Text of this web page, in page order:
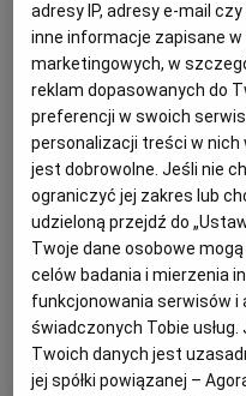
adresy IP, adresy e-mail
inne informacje zapisane
marketingowych, w
reklam dopasowanych do
preferencji w swoich
personalizacji treści w nich
jest dobrowolne. Jeśli nie
ograniczyć jej zakres lub
udzieloną przejdź do
Twoje dane osobowe
celów badania i mierzenia
funkcjonowania serwisów i
świadczonych Tobie
Twoich danych jest
jej spółki powiązanej –